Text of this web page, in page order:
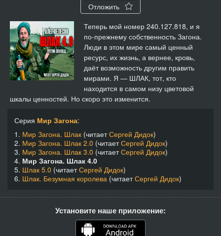
14
41:12
15
37:56
16
45:16
20
Отложить
Теперь мой номер 240.127.818, и я
по-прежнему собственность Загона.
Люди в этом мире самый ценный
ресурс, их жизнь, а вернее, кровь,
даёт возможность другим править
мирами. Я — ШЛАК, тот, кто
находится в самом низу цветовой
шкалы ценностей. Но скоро это изменится.
Серия Мир Загона:
1. Мир Загона. Шлак (читаетСергей Дидок)
2. Мир Загона. Шлак 2.0 (читаетСергей Дидок)
3. Мир Загона. Шлак 3.0 (читаетСергей Дидок)
4. Мир Загона. Шлак 4.0
5. Шлак 5.0 (читаетСергей Дидок)
6. Шлак. Безумная королева (читаетСергей Дидок)
Установите наше приложение: